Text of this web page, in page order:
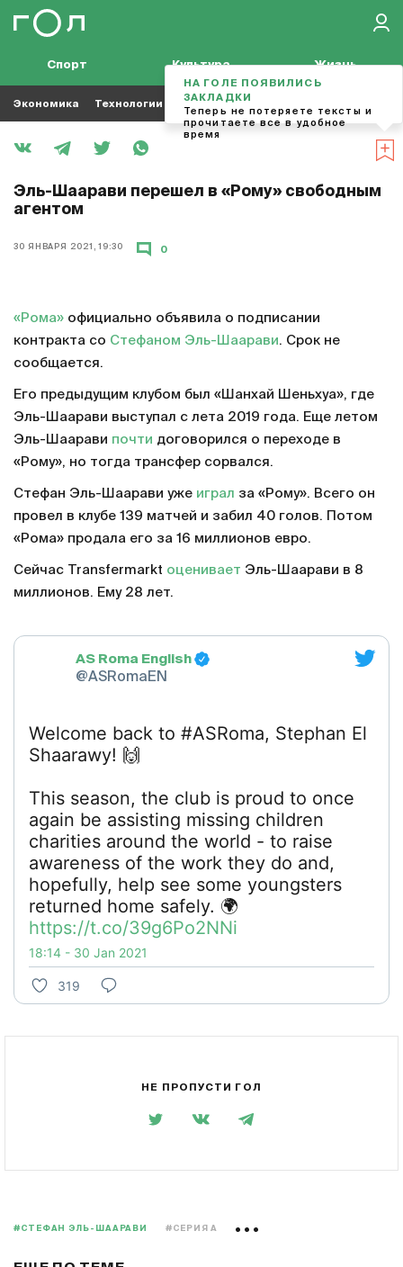
Спорт Культура Жизнь
Экономика Технологии Кино Футбол
Эль-Шаарави перешел в «Рому» свободным
агентом
30 ЯНВАРЯ 2021, 19:30 0
«Рома» официально объявила о подписании
контракта со Стефаном Эль-Шаарави. Срок не
сообщается.
Его предыдущим клубом был «Шанхай Шеньхуа», где
Эль-Шаарави выступал с лета 2019 года. Еще летом
Эль-Шаарави почти договорился о переходе в
«Рому», но тогда трансфер сорвался.
Стефан Эль-Шаарави уже играл за «Рому». Всего он
провел в клубе 139 матчей и забил 40 голов. Потом
«Рома» продала его за 16 миллионов евро.
Сейчас Transfermarkt оценивает Эль-Шаарави в 8
миллионов. Ему 28 лет.
AS Roma English
@ASRomaEN
Welcome back to #ASRoma, Stephan El
Shaarawy! 🙌
This season, the club is proud to once
again be assisting missing children
charities around the world - to raise
awareness of the work they do and,
hopefully, help see some youngsters
returned home safely. 🌍
https://t.co/39g6Po2NNi
18:14 - 30 Jan 2021
319
НЕ ПРОПУСТИ ГОЛ
#СТЕФАН ЭЛЬ-ШААРАВИ #СЕРИЯ А
НА ГОЛЕ ПОЯВИЛИСЬ
ЗАКЛАДКИ
Теперь не потеряете тексты и
прочитаете все в удобное
время